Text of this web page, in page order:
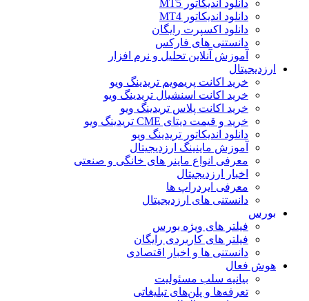
دانلود اندیکاتور MT5
دانلود اندیکاتور MT4
دانلود اکسپرت رایگان
دانستنی های فارکس
آموزش آنلاین تحلیل و نرم افزار
ارزدیجیتال
خرید اکانت پریمویم تریدینگ ویو
خرید اکانت اسنشیال تریدینگ ویو
خرید اکانت پلاس تریدینگ ویو
خرید و قیمت دیتای CME تریدینگ ویو
دانلود اندیکاتور تریدینگ ویو
آموزش ماینینگ ارزدیجیتال
معرفی انواع ماینر های خانگی و صنعتی
اخبار ارزدیجیتال
معرفی ایردراپ ها
دانستنی های ارزدیجیتال
بورس
فیلتر های ویژه بورس
فیلتر های کاربردی رایگان
دانستنی ها و اخبار اقتصادی
هوش فعال
بیانیه سلب مسئولیت
تعرفه‌ها و پلن‌های تبلیغاتی